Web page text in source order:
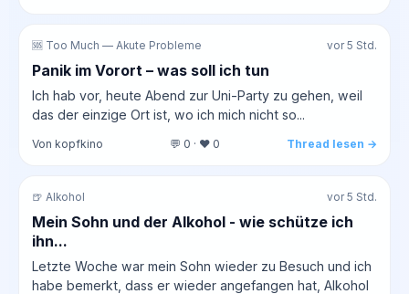
🆘 Too Much — Akute Probleme vor 5 Std.
Panik im Vorort – was soll ich tun
Ich hab vor, heute Abend zur Uni-Party zu gehen, weil
das der einzige Ort ist, wo ich mich nicht so...
Von kopfkino 💬 0 · ❤️ 0 Thread lesen →
🍺 Alkohol vor 5 Std.
Mein Sohn und der Alkohol - wie schütze ich
ihn...
Letzte Woche war mein Sohn wieder zu Besuch und ich
habe bemerkt, dass er wieder angefangen hat, Alkohol